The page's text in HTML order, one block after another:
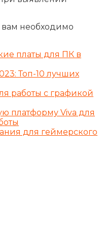
необходимо
платы для ПК в
Топ-10 лучших
работы с графикой
платформу Viva для
для геймерского